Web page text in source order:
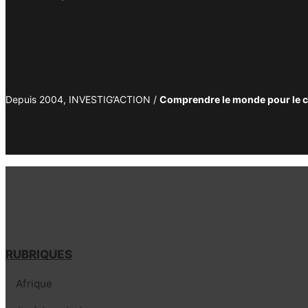
Depuis 2004, INVESTIG’ACTION / Comprendre le monde pour le
RUBRIQUES
Afrique